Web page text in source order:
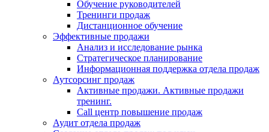
Обучение руководителей
Тренинги продаж
Дистанционное обучение
Эффективные продажи
Анализ и исследование рынка
Стратегическое планирование
Информационная поддержка отдела продаж
Аутсорсинг продаж
Активные продажи. Активные продажи
тренинг.
Call центр повышение продаж
Аудит отдела продаж